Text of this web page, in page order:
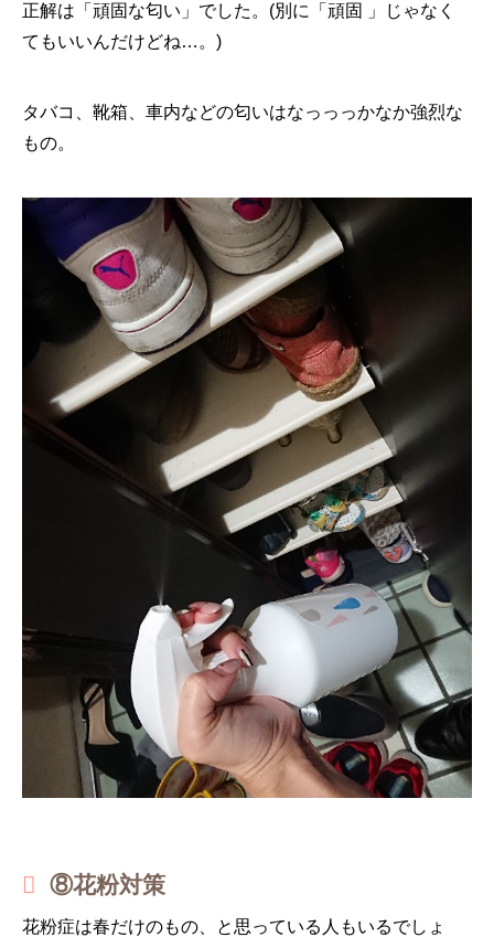
正解は「頑固な匂い」でした。(別に「頑固 」じゃなく
てもいいんだけどね…。)
タバコ、靴箱、車内などの匂いはなっっっかなか強烈な
もの。
⑧花粉対策
花粉症は春だけのもの、と思っている人もいるでしょ